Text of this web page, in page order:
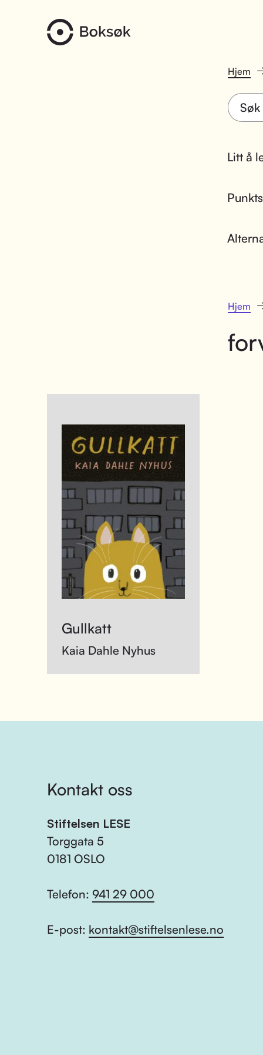
Hjem
Litt å
Hjem
Gullkatt
Kaia Dahle Nyhus
Kontakt oss
Stiftelsen LESE
Torggata 5
0181 OSLO
Telefon: 941 29 000
E-post: kontakt@stiftelsenlese.no